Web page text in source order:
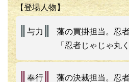
【登場人物】
与力
藩の買掛担当。忍
「忍者じゃじゃ丸
奉行
藩の決裁担当。忍